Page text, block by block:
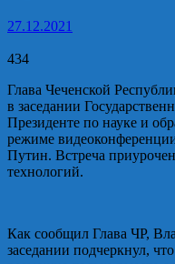
27.12.2021
434
Глава Чеченской
в заседании
Президенте по науке и
режиме
Путин. Встреча
технологий.
Как сообщил Глава ЧР,
заседании подчеркнул,